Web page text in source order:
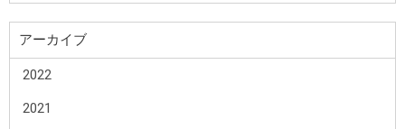
アーカイブ
2022
2021